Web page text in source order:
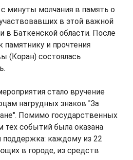
минуты молчания в память о
в этой важной
в Баткенской области. После
памятнику и прочтения
(Коран) состоялась
стало вручение
нагрудных знаков "За
Помимо государственных
тех событий была оказана
поддержка: каждому из 22
в городе, из средств